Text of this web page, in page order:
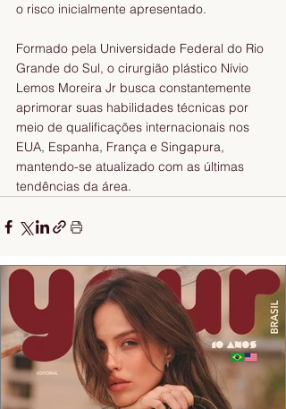
o risco inicialmente apresentado.
Formado pela Universidade Federal do Rio
Grande do Sul, o cirurgião plástico Nívio
Lemos Moreira Jr busca constantemente
aprimorar suas habilidades técnicas por
meio de qualificações internacionais nos
EUA, Espanha, França e Singapura,
mantendo-se atualizado com as últimas
tendências da área.